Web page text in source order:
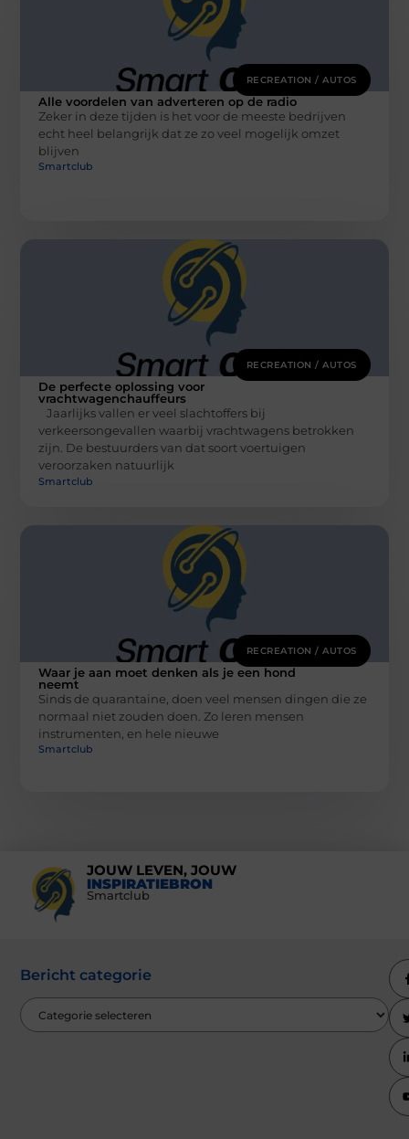
RECREATION / AUTOS
Alle voordelen van adverteren op de radio
Zeker in deze tijden is het voor de meeste bedrijven
echt heel belangrijk dat ze zo veel mogelijk omzet
blijven
Smartclub
RECREATION / AUTOS
De perfecte oplossing voor
vrachtwagenchauffeurs
Jaarlijks vallen er veel slachtoffers bij
verkeersongevallen waarbij vrachtwagens betrokken
zijn. De bestuurders van dat soort voertuigen
veroorzaken natuurlijk
Smartclub
RECREATION / AUTOS
Waar je aan moet denken als je een hond
neemt
Sinds de quarantaine, doen veel mensen dingen die ze
normaal niet zouden doen. Zo leren mensen
instrumenten, en hele nieuwe
Smartclub
JOUW LEVEN, JOUW
INSPIRATIEBRON
Smartclub
Bericht categorie